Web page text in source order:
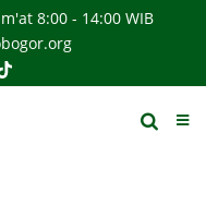
8:00 - 14:00 WIB